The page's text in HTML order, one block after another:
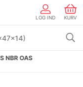
LOG IND KURV
NBR OAS